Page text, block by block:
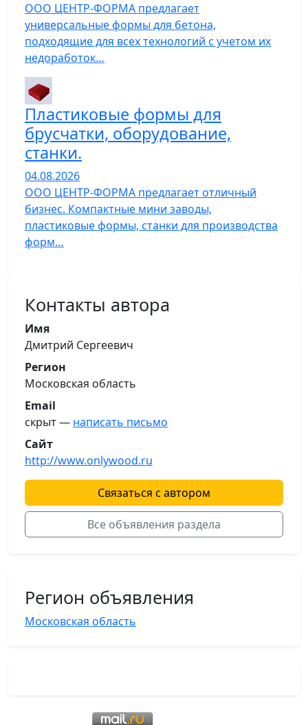
ООО ЦЕНТР-ФОРМА предлагает
универсальные формы для бетона,
подходящие для всех технологий с учетом их
недоработок…
Пластиковые формы для
брусчатки, оборудование,
станки.
04.08.2026
ООО ЦЕНТР-ФОРМА предлагает отличный
бизнес. Компактные мини заводы,
пластиковые формы, станки для производства
форм…
Контакты автора
Имя
Дмитрий Сергеевич
Регион
Московская область
Email
скрыт — написать письмо
Сайт
http://www.onlywood.ru
Связаться с автором
Все объявления раздела
Регион объявления
Московская область